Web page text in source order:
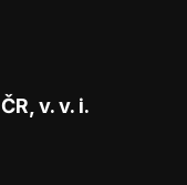
v. v. i.